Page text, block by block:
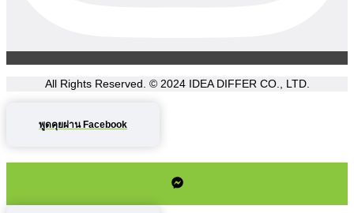
All Rights Reserved. © 2024 IDEA DIFFER CO., LTD.
พูดคุยผ่าน Facebook